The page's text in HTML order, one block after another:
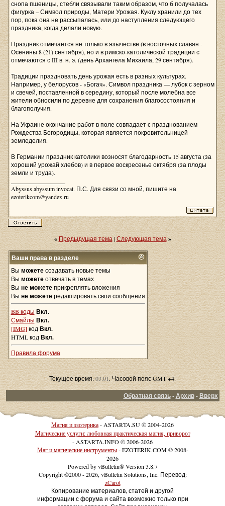
снопа пшеницы, стебли связывали таким образом, что б получалась
фигурка – Символ природы, Матери Урожая. Куклу хранили до тех
пор, пока она не рассыпалась, или до наступления следующего
праздника, когда делали новую.
Праздник отмечается не только в язычестве (в восточных славян -
Осенины 8 (21) сентября), но и в римско-католической традиции с
отмечаются с III в. н. э. (день Архангела Михаила, 29 сентября).
Традиции праздновать день урожая есть в разных культурах.
Например, у белорусов - «Богач». Символ праздника — лубок с зерном
и свечей, поставленной в середину, который после молебна все
жители обносили по деревне для сохранения благосостояния и
благополучия.
На Украине окончание работ в поле совпадает с празднованием
Рождества Богородицы, которая является покровительницей
земледелия.
В Германии праздник католики возносят благодарность 15 августа (за
хороший урожай хлебов) и в первое воскресенье октября (за плоды
земли и труда).
Abyssus abyssum invocat. П.С. Для связи со мной, пишите на
ezoterikcom@yandex.ru
«Предыдущая тема|Следующая тема»
Ваши права в разделе
Вы можетесоздавать новые темы
Вы можетеотвечать в темах
Вы не можетеприкреплять вложения
Вы не можетередактировать свои сообщения
BB коды Вкл.
Смайлы Вкл.
[IMG] код Вкл.
HTML код Вкл.
Правила форума
Текущее время:03:01. Часовой пояс GMT +4.
Обратная связь-Архив-Вверх
Магия и эзотерика- ASTARTA.SU © 2004-2026
Магические услуги: любовная практическая магия, приворот
- ASTARTA.INFO © 2006-2026
Маг и магические инструменты- EZOTERIK.COM © 2008-
2026
Powered by vBulletin® Version 3.8.7
Copyright ©2000 - 2026, vBulletin Solutions, Inc. Перевод:
zCarot
Копирование материалов, статей и другой
информации с форума и сайта возможно только при